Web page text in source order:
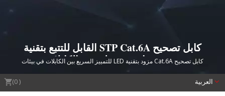
كابل تصحيح STP Cat.6A القابل للتتبع بتقنية
LED - حل متقدم لتحديد الكابلات
كابل تصحيح Cat.6A مزود بتقنية LED للتمييز السريع بين الكابلات في بيئات
(
) العربية